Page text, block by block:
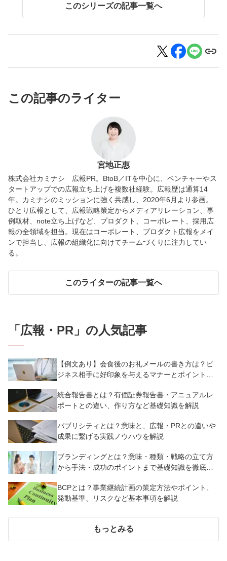
このシリーズの記事一覧へ
この記事のライター
宮地正惠
株式会社カミナシ 広報PR。BtoB／ITを中心に、ベンチャーやス
タートアップでの広報立ち上げを複数社経験。広報歴は通算14
年。カミナシのミッションに強く共感し、2020年6月より参画。
ひとり広報として、広報戦略策定からメディアリレーション、事
例取材、note立ち上げなど、プロダクト、コーポレート、採用広
報の全領域を担当。現在はコーポレート、プロダクト広報をメイ
ンで担当し、広報の組織化に向けてチームづくりに注力してい
る。
このライターの記事一覧へ
「 広報・PR 」の人気記事
【例文あり】会食後のお礼メールの書き方は？ビ
ジネス相手に好印象を与えるマナーとポイントを
統合報告書とは？有価証券報告書・アニュアルレ
ポートとの違い、作り方など基礎知識を解説
パブリシティとは？意味と、広報・PRとの違いや
成果に繋げる実践ノウハウを解説
ブランディングとは？意味・種類・戦略の立て方
から手法・成功のポイントまで基礎知識を徹底解
BCPとは？事業継続計画の策定方法やポイント、
発動基準、リスクなど基本事項を解説
もっとみる